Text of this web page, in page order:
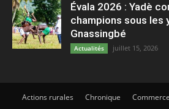
Évala 2026 : Yadè
champions sous les
Gnassingbé
Actualités juillet 15, 2026
Actions rurales Chronique Commerce